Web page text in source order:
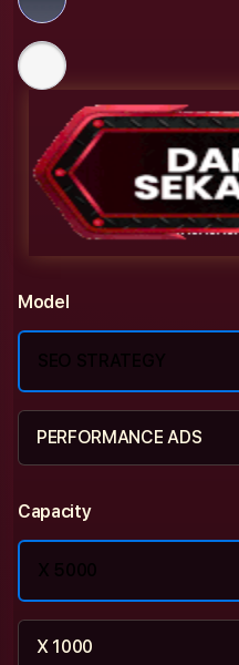
Model
SEO STRATEGY
PERFORMANCE ADS
Capacity
X 5000
X 1000